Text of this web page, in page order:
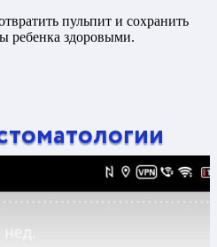
пульпит и сохранить
ребенка здоровыми.